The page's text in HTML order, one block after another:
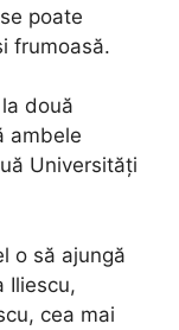
poate
frumoasă.
două
ambele
Universități
o să ajungă
Iliescu,
cea mai